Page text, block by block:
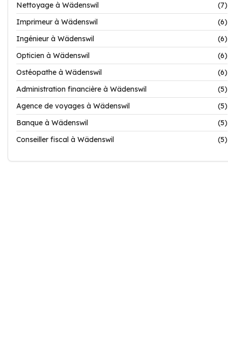
Nettoyage à Wädenswil
(7)
Imprimeur à Wädenswil
(6)
Ingénieur à Wädenswil
(6)
Opticien à Wädenswil
(6)
Ostéopathe à Wädenswil
(6)
Administration financière à Wädenswil
(5)
Agence de voyages à Wädenswil
(5)
Banque à Wädenswil
(5)
Conseiller fiscal à Wädenswil
(5)